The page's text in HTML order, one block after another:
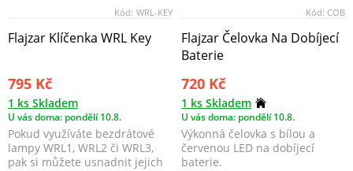
Kód: WRL-KEY
Flajzar Klíčenka WRL Key
795 Kč
1 ks Skladem
U vás doma: pondělí 10.8.
Pokud využíváte bezdrátové
lampy WRL1, WRL2 či WRL3,
pak si můžete usnadnit jejich
Kód: COB
Flajzar Čelovka Na Dobíjecí
Baterie
720 Kč
1 ks Skladem
U vás doma: pondělí 10.8.
Výkonná čelovka s bílou a
červenou LED na dobíjecí
baterie.